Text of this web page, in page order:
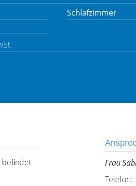
Schlafzimmer
befindet
Frau
Telefon: